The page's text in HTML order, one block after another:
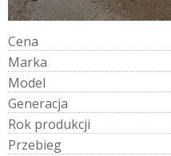
Cena
Marka
Model
Generacja
Rok produkcji
Przebieg